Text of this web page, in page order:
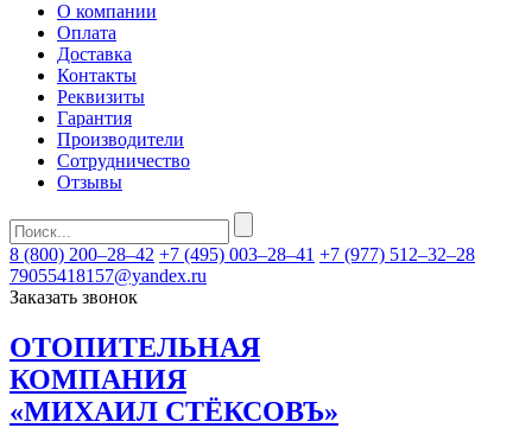
О компании
Оплата
Доставка
Контакты
Реквизиты
Гарантия
Производители
Сотрудничество
Отзывы
8 (800) 200–28–42 +7 (495) 003–28–41 +7 (977) 512–32–28
79055418157@yandex.ru
Заказать звонок
ОТОПИТЕЛЬНАЯ
КОМПАНИЯ
«МИХАИЛ СТЁКСОВЪ»